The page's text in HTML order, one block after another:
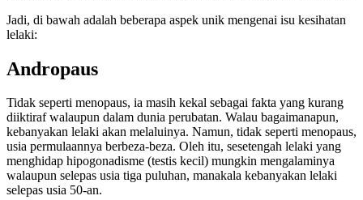
Jadi, di bawah adalah beberapa aspek unik mengenai isu kesihatan
lelaki:
Andropaus
Tidak seperti menopaus, ia masih kekal sebagai fakta yang kurang
diiktiraf walaupun dalam dunia perubatan. Walau bagaimanapun,
kebanyakan lelaki akan melaluinya. Namun, tidak seperti menopaus,
usia permulaannya berbeza-beza. Oleh itu, sesetengah lelaki yang
menghidap hipogonadisme (testis kecil) mungkin mengalaminya
walaupun selepas usia tiga puluhan, manakala kebanyakan lelaki
selepas usia 50-an.